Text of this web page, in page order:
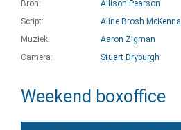
Bron:
Allison Pearson
Script:
Aline Brosh McKenna
Muziek:
Aaron Zigman
Camera:
Stuart Dryburgh
Weekend boxoffice